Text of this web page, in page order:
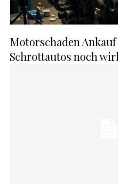
Motorschaden
Schrottautos noch